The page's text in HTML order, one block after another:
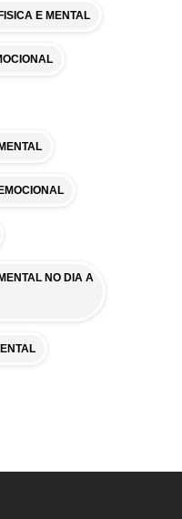
E MENTAL
NO DIA A